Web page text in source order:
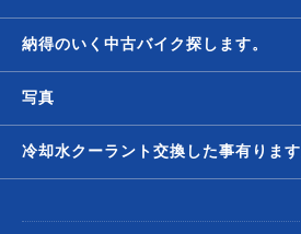
納得のいく中古バイク探します。
写真
冷却水クーラント交換した事有ります